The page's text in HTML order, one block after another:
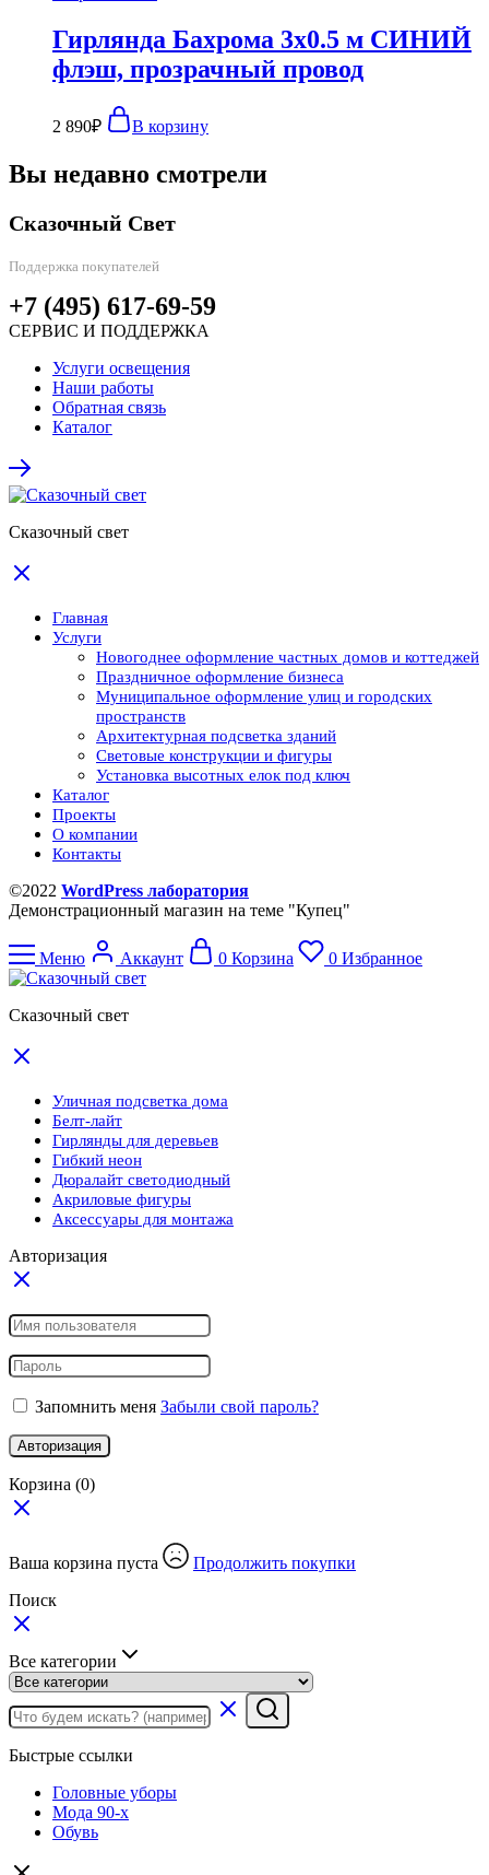
Гирлянда Бахрома 3х0.5 м СИНИЙ
флэш, прозрачный провод
2 890₽ В корзину
Вы недавно смотрели
Сказочный Свет
Поддержка покупателей
+7 (495) 617-69-59
СЕРВИС И ПОДДЕРЖКА
Услуги освещения
Наши работы
Обратная связь
Каталог
Сказочный свет
Главная
Услуги
Новогоднее оформление частных домов и коттеджей
Праздничное оформление бизнеса
Муниципальное оформление улиц и городских
пространств
Архитектурная подсветка зданий
Световые конструкции и фигуры
Установка высотных елок под ключ
Каталог
Проекты
О компании
Контакты
©2022 WordPress лаборатория
Демонстрационный магазин на теме "Купец"
Меню Аккаунт 0 Корзина 0 Избранное
Сказочный свет
Уличная подсветка дома
Белт-лайт
Гирлянды для деревьев
Гибкий неон
Дюралайт светодиодный
Акриловые фигуры
Аксессуары для монтажа
Авторизация
Запомнить меня Забыли свой пароль?
Авторизация
Корзина (0)
Ваша корзина пуста
Продолжить покупки
Поиск
Все категории
Быстрые ссылки
Головные уборы
Мода 90-х
Обувь